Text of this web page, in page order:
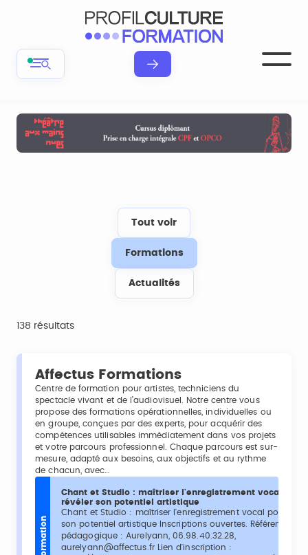
Tout voir
Formations
Actualités
138 résultats
Affectus Formations
Centre de formation pour artistes, techniciens du
spectacle vivant et de l’audiovisuel. Notre centre vous
propose des formations opérationnelles, individuelles ou
en groupe, conçues par des experts, pour acquérir des
compétences utilisables immédiatement dans vos projets
et votre parcours professionnel. Chaque parcours est sur-
mesure, adapté aux besoins, aux objectifs et au rythme
de chacun, avec…
Formation
Chant et Studio : maîtriser l'enregistrement vocal pour
révéler son potentiel artistique
Chant et Studio : maîtriser l'enregistrement vocal pour
son potentiel artistique Inscriptions ouvertes. Référent
pédagogique : Aurelyann, 06.98.40.32.28,
aurelyann@affectus.fr Lien d'inscription :